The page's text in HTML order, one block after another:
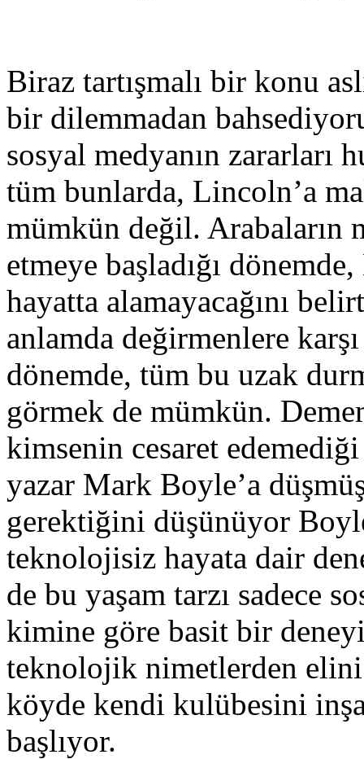
Biraz tartışmalı bir konu
bir dilemmadan
sosyal medyanın zararları
tüm bunlarda, Lincoln’a
mümkün değil. Arabaların
etmeye başladığı
hayatta alamayacağını
anlamda değirmenlere
dönemde, tüm bu uzak
görmek de mümkün.
kimsenin cesaret
yazar Mark Boyle’a
gerektiğini düşünüyor
teknolojisiz hayata dair
de bu yaşam tarzı sadece
kimine göre basit bir
teknolojik nimetlerden elini
köyde kendi kulübesini
başlıyor.